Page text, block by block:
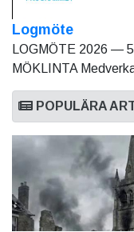
Logmöte
LOGMÖTE 2026 —
MÖKLINTA
POPULÄRA